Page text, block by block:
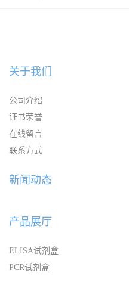
关于我们
公司介绍
证书荣誉
在线留言
联系方式
新闻动态
产品展厅
ELISA试剂盒
PCR试剂盒